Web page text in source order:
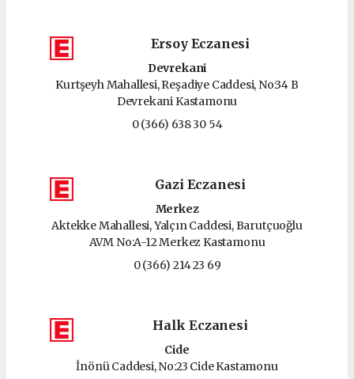
Ersoy Eczanesi
Devrekani
Kurtşeyh Mahallesi, Reşadiye Caddesi, No:34 B
Devrekani Kastamonu
0 (366) 638 30 54
Gazi Eczanesi
Merkez
Aktekke Mahallesi, Yalçın Caddesi, Barutçuoğlu
AVM No:A-12 Merkez Kastamonu
0 (366) 214 23 69
Halk Eczanesi
Cide
İnönü Caddesi, No:23 Cide Kastamonu